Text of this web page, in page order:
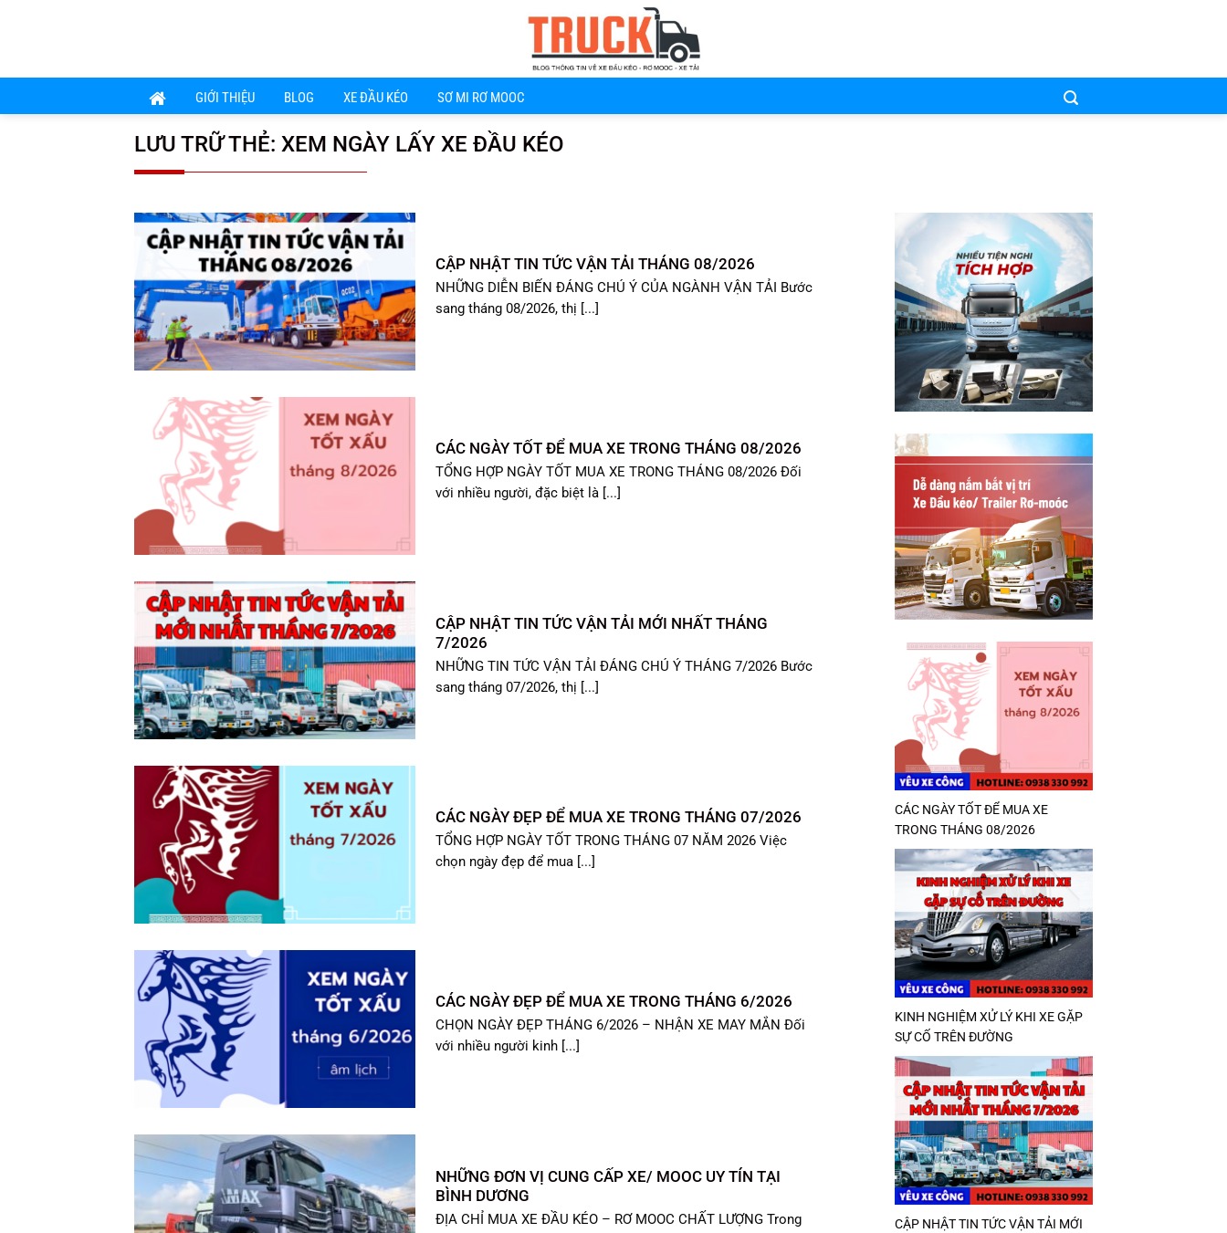
dung
GIỚI THIỆU BLOG XE ĐẦU KÉO SƠ MI RƠ MOOC
LƯU TRỮ THẺ: XEM NGÀY LẤY XE ĐẦU KÉO
CẬP NHẬT TIN TỨC VẬN TẢI THÁNG 08/2026
NHỮNG DIỄN BIẾN ĐÁNG CHÚ Ý CỦA NGÀNH VẬN TẢI Bước
sang tháng 08/2026, thị [...]
CÁC NGÀY TỐT ĐỂ MUA XE TRONG THÁNG 08/2026
TỔNG HỢP NGÀY TỐT MUA XE TRONG THÁNG 08/2026 Đối
với nhiều người, đặc biệt là [...]
CẬP NHẬT TIN TỨC VẬN TẢI MỚI NHẤT THÁNG
7/2026
NHỮNG TIN TỨC VẬN TẢI ĐÁNG CHÚ Ý THÁNG 7/2026 Bước
sang tháng 07/2026, thị [...]
CÁC NGÀY ĐẸP ĐỂ MUA XE TRONG THÁNG 07/2026
TỔNG HỢP NGÀY TỐT TRONG THÁNG 07 NĂM 2026 Việc
chọn ngày đẹp để mua [...]
CÁC NGÀY ĐẸP ĐỂ MUA XE TRONG THÁNG 6/2026
CHỌN NGÀY ĐẸP THÁNG 6/2026 – NHẬN XE MAY MẮN Đối
với nhiều người kinh [...]
NHỮNG ĐƠN VỊ CUNG CẤP XE/ MOOC UY TÍN TẠI
BÌNH DƯƠNG
ĐỊA CHỈ MUA XE ĐẦU KÉO – RƠ MOOC CHẤT LƯỢNG Trong
CÁC NGÀY TỐT ĐỂ MUA XE
TRONG THÁNG 08/2026
KINH NGHIỆM XỬ LÝ KHI XE GẶP
SỰ CỐ TRÊN ĐƯỜNG
CẬP NHẬT TIN TỨC VẬN TẢI MỚI